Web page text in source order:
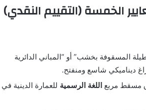
المسقوفة بخشب” أو “المباني الدائرية
مسقط مربع اللغة الرسمية للعمارة الدينية في